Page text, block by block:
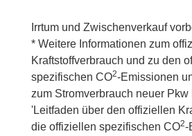
Irrtum und Zwischenverkauf
* Weitere Informationen zum
Kraftstoffverbrauch und zu den
spezifischen CO2-Emissionen
zum Stromverbrauch neuer
'Leitfaden über den offiziellen
die offiziellen spezifischen CO2-